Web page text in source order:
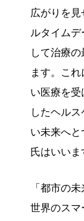
広がりを
ルタイムデ
して治療
ます。こ
い医療を受
したヘル
い未来へと
氏はいいま
「都市の
世界のスマ